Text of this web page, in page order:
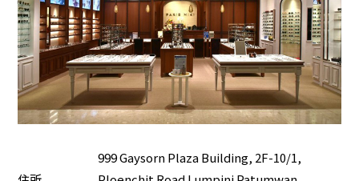
999 Gaysorn Plaza Building, 2F-10/1,